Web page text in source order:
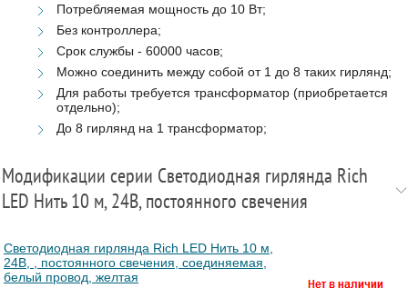
Потребляемая мощность до 10 Вт;
Без контроллера;
Срок службы - 60000 часов;
Можно соединить между собой от 1 до 8 таких гирлянд;
Для работы требуется трансформатор (приобретается
отдельно);
До 8 гирлянд на 1 трансформатор;
Модификации серии Светодиодная гирлянда Rich
LED Нить 10 м, 24В, постоянного свечения
Светодиодная гирлянда Rich LED Нить 10 м,
24В, , постоянного свечения, соединяемая,
белый провод, желтая